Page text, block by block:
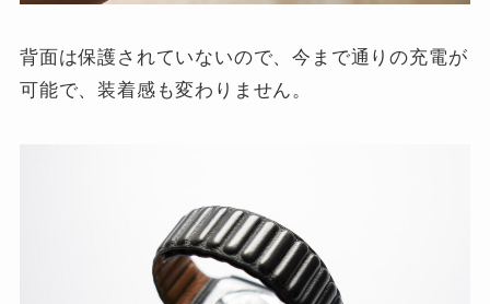
背面は保護されていないので、今まで通りの充電が
可能で、装着感も変わりません。